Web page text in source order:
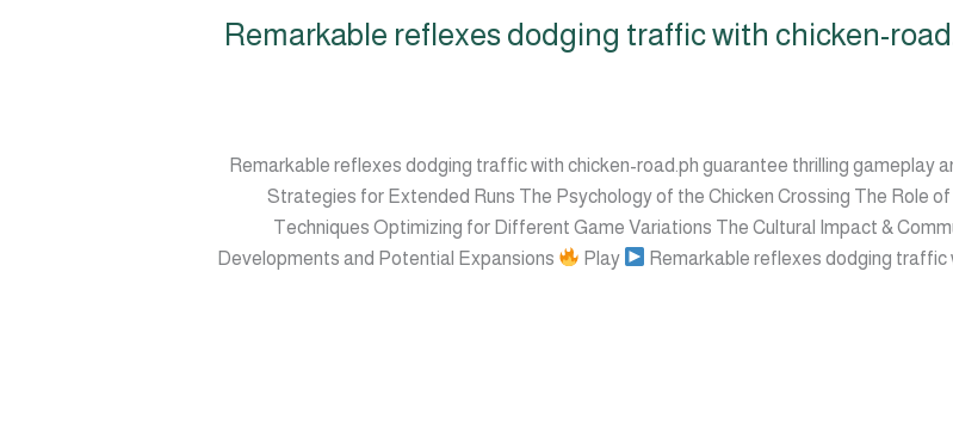
Remarkable reflexes dodging traffic with chicken-
Remarkable reflexes dodging traffic with chicken-road.ph guarantee thrilling gameplay
Strategies for Extended Runs The Psychology of the Chicken Crossing The Role
Techniques Optimizing for Different Game Variations The Cultural Impact &
Developments and Potential Expansions
Play
Remarkable reflexes dodging traffic